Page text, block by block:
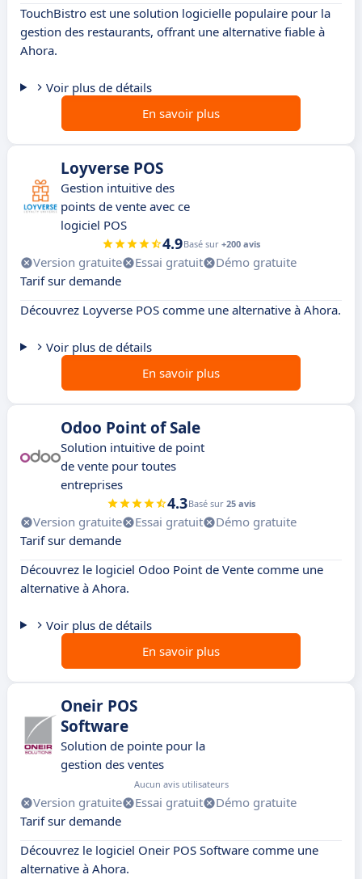
TouchBistro est une solution logicielle populaire pour la
gestion des restaurants, offrant une alternative fiable à
Ahora.
Voir plus de détails
En savoir plus
Loyverse POS
Gestion intuitive des
points de vente avec ce
logiciel POS
4.9Basé sur +200 avis
Version gratuite Essai gratuit
Démo gratuite
Tarif sur demande
Découvrez Loyverse POS comme une alternative à Ahora.
Voir plus de détails
En savoir plus
Odoo Point of Sale
Solution intuitive de point
de vente pour toutes
entreprises
4.3Basé sur 25 avis
Version gratuite Essai gratuit
Démo gratuite
Tarif sur demande
Découvrez le logiciel Odoo Point de Vente comme une
alternative à Ahora.
Voir plus de détails
En savoir plus
Oneir POS
Software
Solution de pointe pour la
gestion des ventes
Aucun avis utilisateurs
Version gratuite Essai gratuit
Démo gratuite
Tarif sur demande
Découvrez le logiciel Oneir POS Software comme une
alternative à Ahora.